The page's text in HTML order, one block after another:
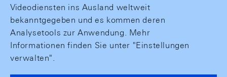
Videodiensten ins Ausland weltweit
bekanntgegeben und es kommen deren
Analysetools zur Anwendung. Mehr
Informationen finden Sie unter "Einstellungen
verwalten".